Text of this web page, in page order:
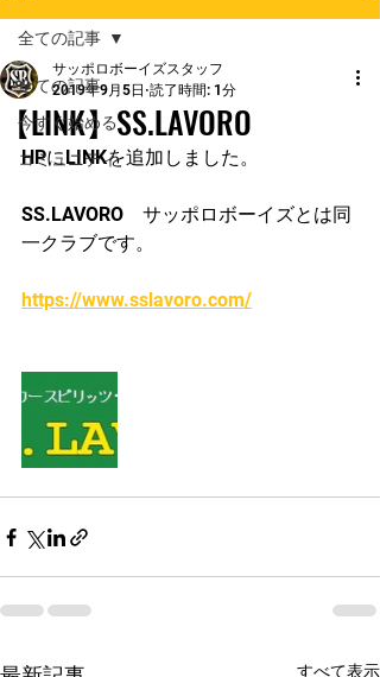
全ての記事
今すぐ始める
コミュニティ
全ての記事
【LINK】SS.LAVORO
サッポロボーイズスタッフ
2019年9月5日 読了時間: 1分
HPにLINKを追加しました。
SS.LAVORO　サッポロボーイズとは同
一クラブです。
https://www.sslavoro.com/
すべて表示